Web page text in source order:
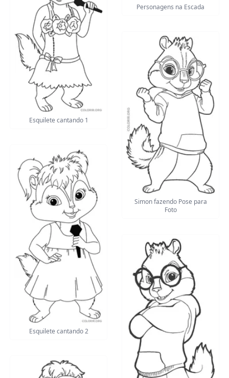
Esquilete cantando 1
Esquilete cantando 2
Personagens na Escada
Simon fazendo Pose para
Foto